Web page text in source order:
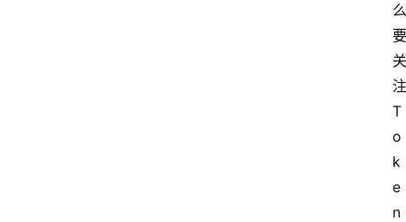
么
要
关
注
T
o
k
e
n